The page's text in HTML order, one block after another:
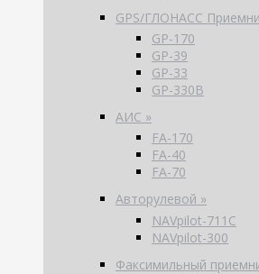
GPS/ГЛОНАСС
GP-170
GP-39
GP-33
GP-330B
АИС »
FA-170
FA-40
FA-70
Авторулевой »
NAVpilot-711С
NAVpilot-300
Факсимильный